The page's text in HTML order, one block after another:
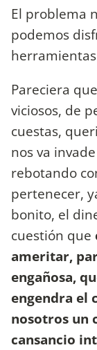
El problema
podemos
Pareciera
viciosos, de
cuestas,
nos va
rebotando
pertenecer,
bonito, el
cuestión que
ameritar,
engañosa,
engendra el
nosotros un
cansancio